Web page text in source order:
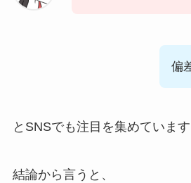
偏
とSNSでも注目を集めています
結論から言うと、